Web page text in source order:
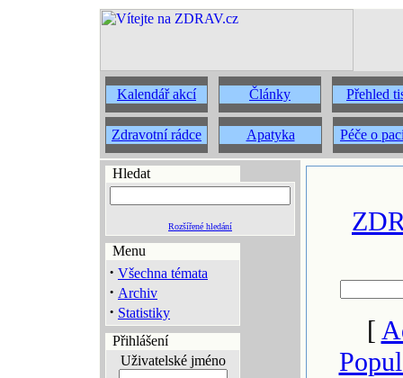
Kalendář akcí Články Přehled
Zdravotní rádce Apatyka Péče o
Hledat
Rozšířené hledání
Menu
· Všechna témata
· Archiv
· Statistiky
Přihlášení
Uživatelské jméno
[